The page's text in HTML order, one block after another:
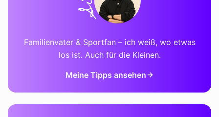
Familienvater & Sportfan – ich weiß, wo etwas
los ist. Auch für die Kleinen.
Meine Tipps ansehen